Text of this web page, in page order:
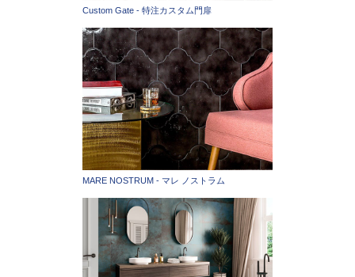
Custom Gate - 特注カスタム門扉
MARE NOSTRUM - マレ ノストラム